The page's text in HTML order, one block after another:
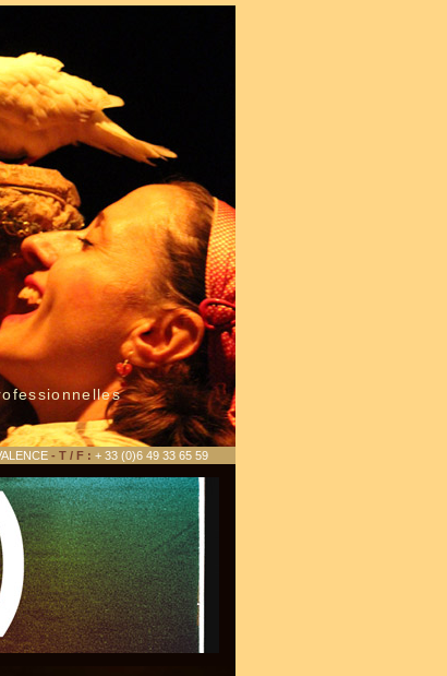
- T / F : + 33 (0)6 49 33 65 59